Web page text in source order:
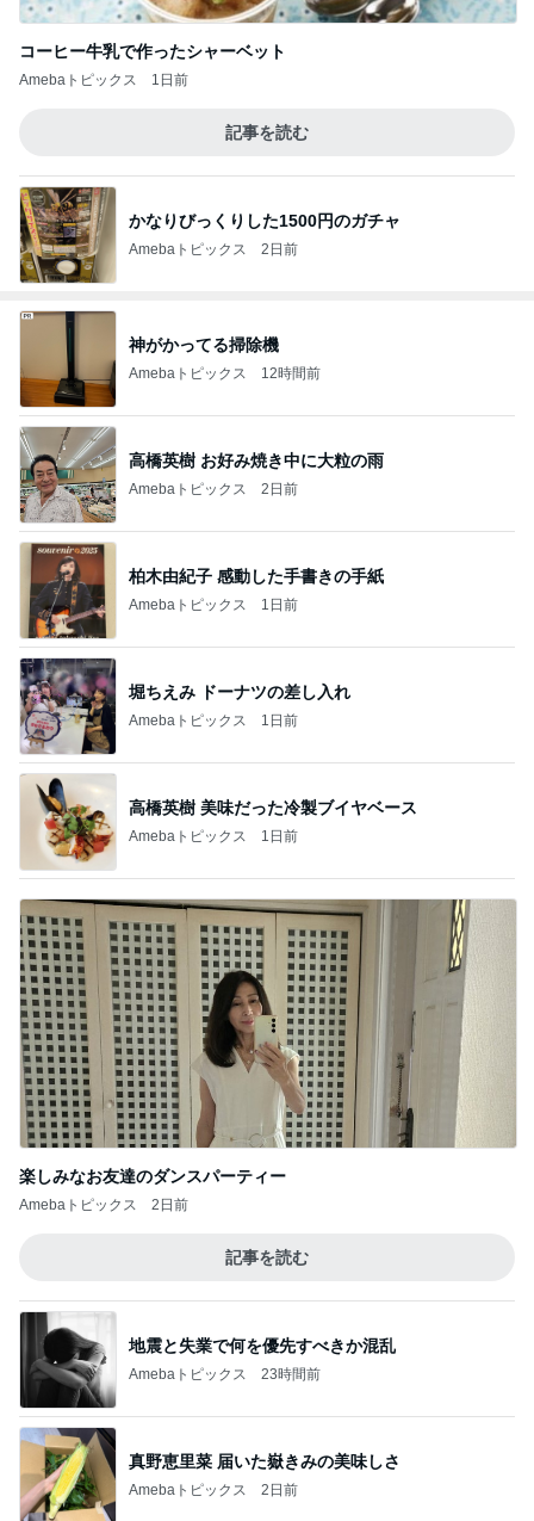
コーヒー牛乳で作ったシャーベット
Amebaトピックス 1日前
記事を読む
かなりびっくりした1500円のガチャ
Amebaトピックス 2日前
神がかってる掃除機
Amebaトピックス 12時間前
高橋英樹 お好み焼き中に大粒の雨
Amebaトピックス 2日前
柏木由紀子 感動した手書きの手紙
Amebaトピックス 1日前
堀ちえみ ドーナツの差し入れ
Amebaトピックス 1日前
高橋英樹 美味だった冷製ブイヤベース
Amebaトピックス 1日前
楽しみなお友達のダンスパーティー
Amebaトピックス 2日前
記事を読む
地震と失業で何を優先すべきか混乱
Amebaトピックス 23時間前
真野恵里菜 届いた嶽きみの美味しさ
Amebaトピックス 2日前